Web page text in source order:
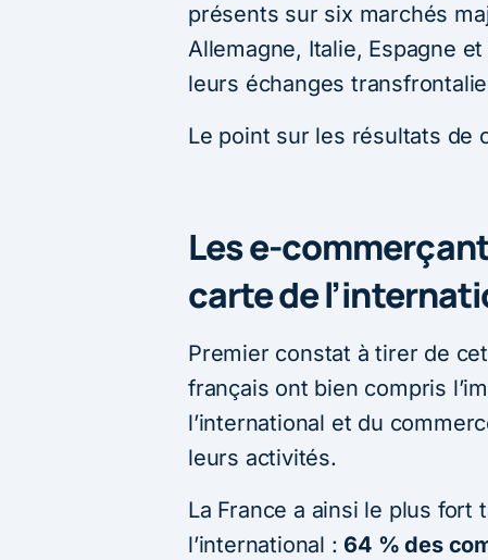
présents sur six marchés
Allemagne, Italie, Espagne
leurs échanges
Le point sur les résultats de
Les e-
carte de
Premier constat à tirer de
français ont bien compris
l’international et du
leurs activités.
La France a ainsi le plus
l’international : 64 % des